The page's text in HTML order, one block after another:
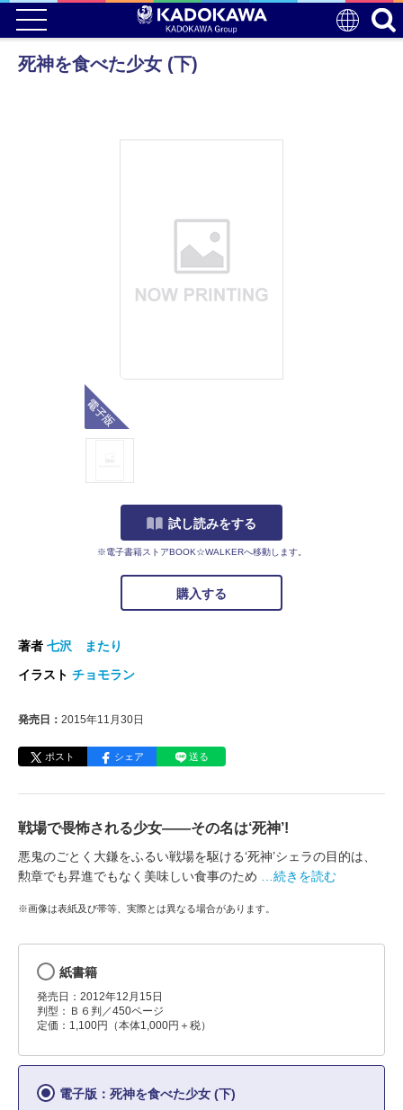
死神を食べた少女 (下)
試し読みをする
※電子書籍ストアBOOK☆WALKERへ移動します。
購入する
著者 七沢 またり
イラスト チョモラン
発売日： 2015年11月30日
ポスト シェア 送る
戦場で畏怖される少女――その名は‘死神’!
悪鬼のごとく大鎌をふるい戦場を駆ける‘死神’シェラの目的は、
勲章でも昇進でもなく美味しい食事のため
…続きを読む
※画像は表紙及び帯等、実際とは異なる場合があります。
紙書籍
発売日：2012年12月15日
判型：Ｂ６判／450ページ
定価：1,100円（本体1,000円＋税）
電子版：死神を食べた少女 (下)